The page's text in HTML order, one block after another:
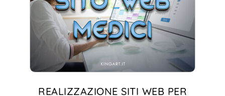
REALIZZAZIONE SITI WEB PER